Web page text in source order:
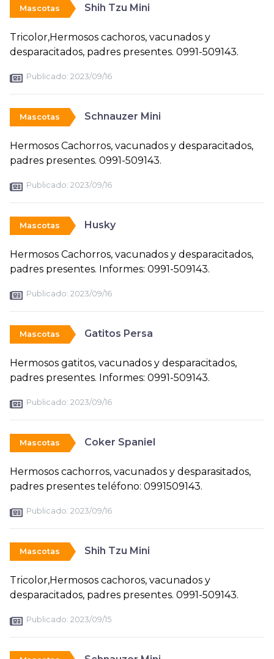
Mascotas Shih Tzu Mini
Tricolor,Hermosos cachoros, vacunados y
desparacitados, padres presentes. 0991-509143.
Publicado: 2023/09/16
Mascotas Schnauzer Mini
Hermosos Cachorros, vacunados y desparacitados,
padres presentes. 0991-509143.
Publicado: 2023/09/16
Mascotas Husky
Hermosos Cachorros, vacunados y desparacitados,
padres presentes. Informes: 0991-509143.
Publicado: 2023/09/16
Mascotas Gatitos Persa
Hermosos gatitos, vacunados y desparacitados,
padres presentes. Informes: 0991-509143.
Publicado: 2023/09/16
Mascotas Coker Spaniel
Hermosos cachorros, vacunados y desparasitados,
padres presentes teléfono: 0991509143.
Publicado: 2023/09/16
Mascotas Shih Tzu Mini
Tricolor,Hermosos cachoros, vacunados y
desparacitados, padres presentes. 0991-509143.
Publicado: 2023/09/15